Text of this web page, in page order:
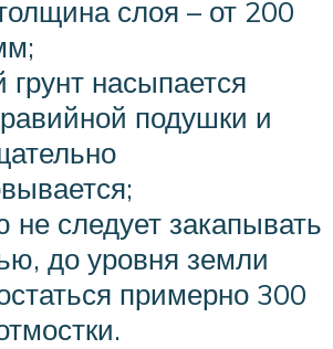
слоя – от 200
насыпается
подушки и
следует закапывать
до уровня земли
примерно 300